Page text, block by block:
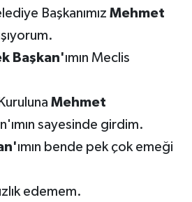
Başkanımız Mehmet
Başkan'ımın Meclis
Mehmet
sayesinde girdim.
ımın bende pek çok emeği
edemem.